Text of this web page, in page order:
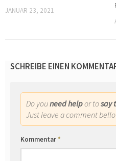
JANUAR 23, 2021
SCHREIBE EINEN
Do youneed helpor tosay
Just leave a comment
Kommentar*